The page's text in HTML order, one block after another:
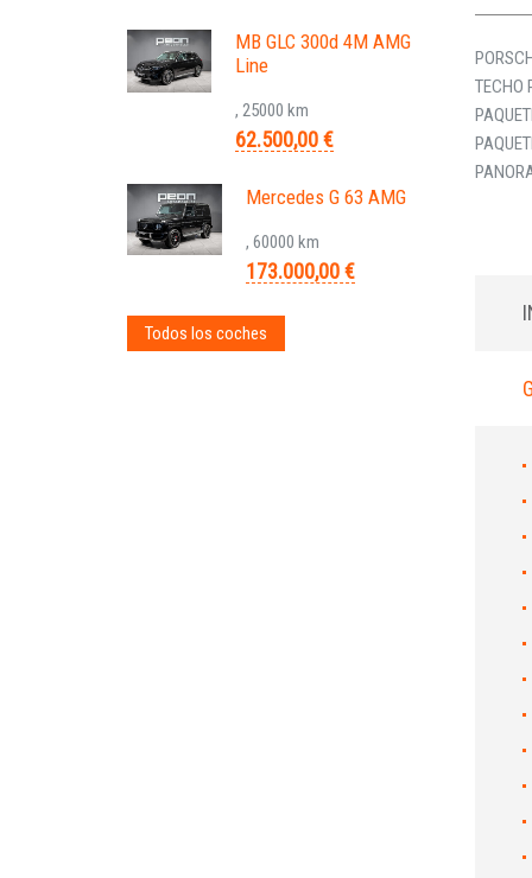
TECHO
MB GLC 300d 4M AMG
Line
, 25000 km
62.500,00 €
Mercedes G 63 AMG
, 60000 km
173.000,00 €
Todos los coches